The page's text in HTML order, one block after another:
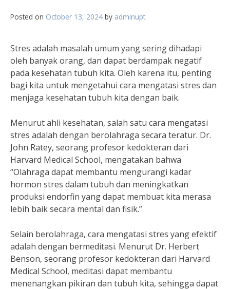
Posted on October 13, 2024 by adminupt
Stres adalah masalah umum yang sering dihadapi
oleh banyak orang, dan dapat berdampak negatif
pada kesehatan tubuh kita. Oleh karena itu, penting
bagi kita untuk mengetahui cara mengatasi stres dan
menjaga kesehatan tubuh kita dengan baik.
Menurut ahli kesehatan, salah satu cara mengatasi
stres adalah dengan berolahraga secara teratur. Dr.
John Ratey, seorang profesor kedokteran dari
Harvard Medical School, mengatakan bahwa
“Olahraga dapat membantu mengurangi kadar
hormon stres dalam tubuh dan meningkatkan
produksi endorfin yang dapat membuat kita merasa
lebih baik secara mental dan fisik.”
Selain berolahraga, cara mengatasi stres yang efektif
adalah dengan bermeditasi. Menurut Dr. Herbert
Benson, seorang profesor kedokteran dari Harvard
Medical School, meditasi dapat membantu
menenangkan pikiran dan tubuh kita, sehingga dapat